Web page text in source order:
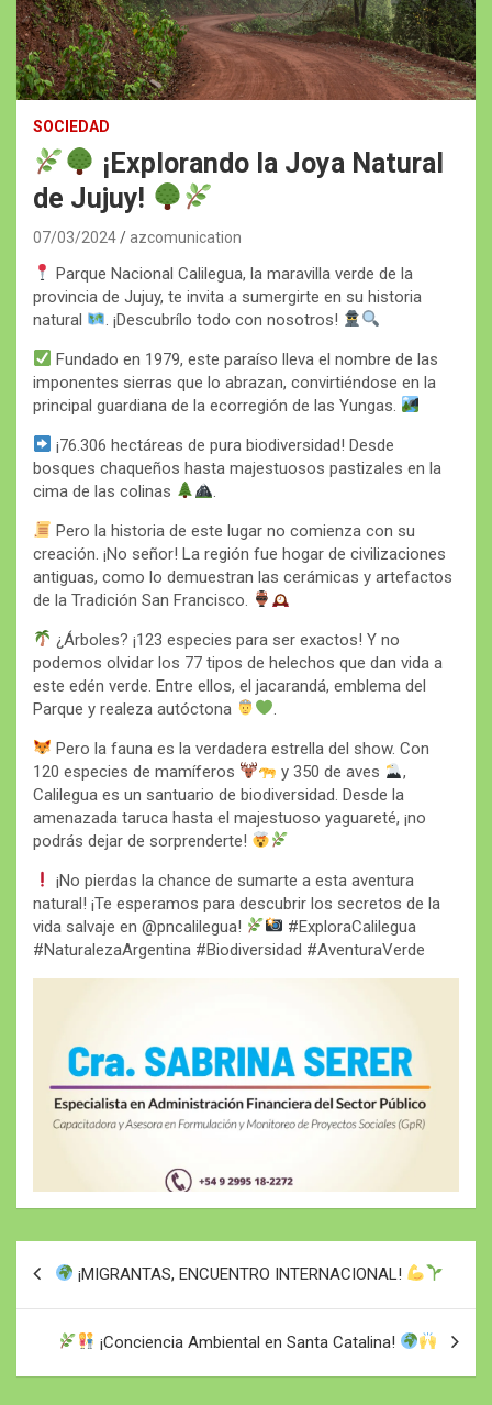
SOCIEDAD
¡Explorando la Joya Natural
de Jujuy!
07/03/2024 azcomunication
Parque Nacional Calilegua, la maravilla verde de la
provincia de Jujuy, te invita a sumergirte en su historia
natural
. ¡Descubrílo todo con nosotros!
Fundado en 1979, este paraíso lleva el nombre de las
imponentes sierras que lo abrazan, convirtiéndose en la
principal guardiana de la ecorregión de las Yungas.
¡76.306 hectáreas de pura biodiversidad! Desde
bosques chaqueños hasta majestuosos pastizales en la
cima de las colinas
.
Pero la historia de este lugar no comienza con su
creación. ¡No señor! La región fue hogar de civilizaciones
antiguas, como lo demuestran las cerámicas y artefactos
de la Tradición San Francisco.
¿Árboles? ¡123 especies para ser exactos! Y no
podemos olvidar los 77 tipos de helechos que dan vida a
este edén verde. Entre ellos, el jacarandá, emblema del
Parque y realeza autóctona
.
Pero la fauna es la verdadera estrella del show. Con
120 especies de mamíferos
y 350 de aves
,
Calilegua es un santuario de biodiversidad. Desde la
amenazada taruca hasta el majestuoso yaguareté, ¡no
podrás dejar de sorprenderte!
¡No pierdas la chance de sumarte a esta aventura
natural! ¡Te esperamos para descubrir los secretos de la
vida salvaje en @pncalilegua!
#ExploraCalilegua
#NaturalezaArgentina #Biodiversidad #AventuraVerde
Navegación
entradas
¡MIGRANTAS, ENCUENTRO INTERNACIONAL!
¡Conciencia Ambiental en Santa Catalina!